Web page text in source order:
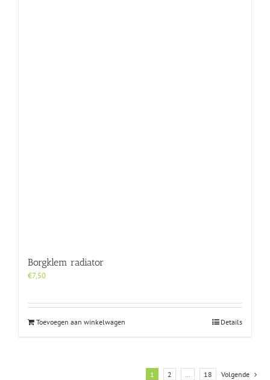
Borgklem radiator
€7,50
Toevoegen aan winkelwagen Details
1 2 … 18 Volgende